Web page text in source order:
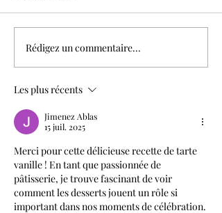
Tarte moka noisette
Rédigez un commentaire...
Les plus récents
Jimenez Ablas
15 juil. 2025
Merci pour cette délicieuse recette de tarte
vanille ! En tant que passionnée de
pâtisserie, je trouve fascinant de voir
comment les desserts jouent un rôle si
important dans nos moments de célébration.